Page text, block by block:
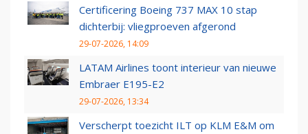
Certificering Boeing 737 MAX 10 stap
dichterbij: vliegproeven afgerond
29-07-2026, 14:09
LATAM Airlines toont interieur van nieuwe
Embraer E195-E2
29-07-2026, 13:34
Verscherpt toezicht ILT op KLM E&M om